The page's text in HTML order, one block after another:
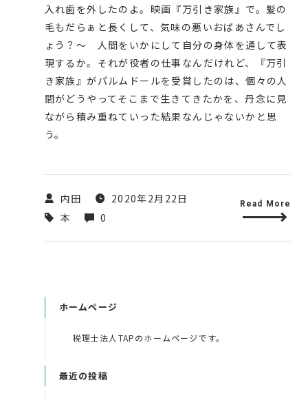
入れ歯を外したのよ。映画『万引き家族』で。髪の
毛もだらぁと長くして、気味の悪いおばあさんでし
ょう？～ 人間をいかにして自分の身体を通して表
現するか。それが役者の仕事なんだけれど、『万引
き家族』がパルムドールを受賞したのは、個々の人
間がどうやってそこまで生きてきたかを、丹念に見
ながら積み重ねていった結果なんじゃないかと思
う。
内田
2020年2月22日
本
0
Read More
ホームページ
税理士法人TAPのホームページです。
最近の投稿